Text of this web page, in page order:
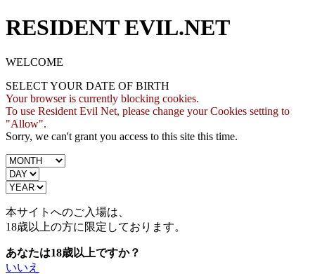
RESIDENT EVIL.NET
WELCOME
SELECT YOUR DATE OF BIRTH
Your browser is currently blocking cookies.
To use Resident Evil Net, please change your Cookies setting to
"Allow".
Sorry, we can't grant you access to this site this time.
本サイトへのご入場は、
18歳以上の方に限定しております。
あなたは18歳以上ですか？
いいえ